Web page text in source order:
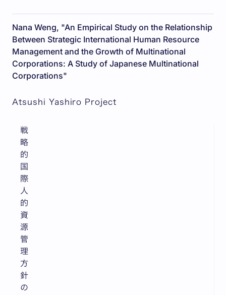
Nana Weng, "An Empirical Study on the Relationship
Between Strategic International Human Resource
Management and the Growth of Multinational
Corporations: A Study of Japanese Multinational
Corporations"
Atsushi Yashiro Project
戦
略
的
国
際
人
的
資
源
管
理
方
針
の